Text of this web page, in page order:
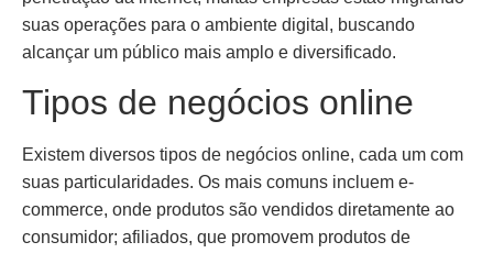
suas operações para o ambiente digital, buscando
alcançar um público mais amplo e diversificado.
Tipos de negócios online
Existem diversos tipos de negócios online, cada um com
suas particularidades. Os mais comuns incluem e-
commerce, onde produtos são vendidos diretamente ao
consumidor; afiliados, que promovem produtos de